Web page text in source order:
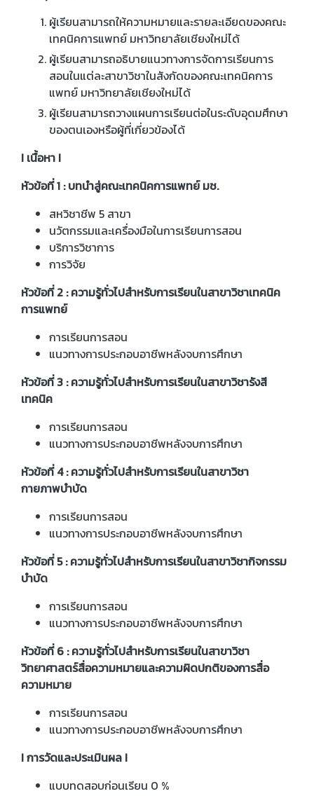
ผู้เรียนสามารถให้ความหมายและรายละเอียดของคณะ
เทคนิคการแพทย์ มหาวิทยาลัยเชียงใหม่ได้
ผู้เรียนสามารถอธิบายแนวทางการจัดการเรียนการ
สอนในแต่ละสาขาวิชาในสังกัดของคณะเทคนิคการ
แพทย์ มหาวิทยาลัยเชียงใหม่ได้
ผู้เรียนสามารถวางแผนการเรียนต่อในระดับอุดมศึกษา
ของตนเองหรือผู้ที่เกี่ยวข้องได้
I เนื้อหา I
หัวข้อที่ 1 : บทนำสู่คณะเทคนิคการแพทย์ มช.
สหวิชาชีพ 5 สาขา
นวัตกรรมและเครื่องมือในการเรียนการสอน
บริการวิชาการ
การวิจัย
หัวข้อที่ 2 : ความรู้ทั่วไปสำหรับการเรียนในสาขาวิชาเทคนิค
การแพทย์
การเรียนการสอน
แนวทางการประกอบอาชีพหลังจบการศึกษา
หัวข้อที่ 3 : ความรู้ทั่วไปสำหรับการเรียนในสาขาวิชารังสี
เทคนิค
การเรียนการสอน
แนวทางการประกอบอาชีพหลังจบการศึกษา
หัวข้อที่ 4 : ความรู้ทั่วไปสำหรับการเรียนในสาขาวิชา
กายภาพบำบัด
การเรียนการสอน
แนวทางการประกอบอาชีพหลังจบการศึกษา
หัวข้อที่ 5 : ความรู้ทั่วไปสำหรับการเรียนในสาขาวิชากิจกรรม
บำบัด
การเรียนการสอน
แนวทางการประกอบอาชีพหลังจบการศึกษา
หัวข้อที่ 6 : ความรู้ทั่วไปสำหรับการเรียนในสาขาวิชา
วิทยาศาสตร์สื่อความหมายและความผิดปกติของการสื่อ
ความหมาย
การเรียนการสอน
แนวทางการประกอบอาชีพหลังจบการศึกษา
I การวัดและประเมินผล I
แบบทดสอบก่อนเรียน 0 %